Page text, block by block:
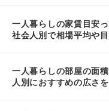
一人暮らしの家賃目安
社会人別で相場平均や
一人暮らしの部屋の面
人別におすすめの広さを